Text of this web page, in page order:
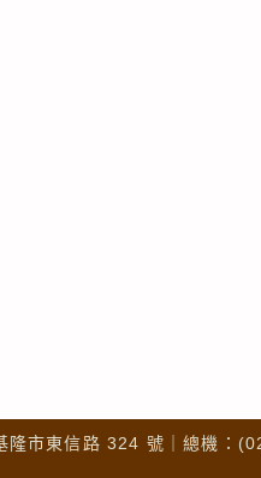
市東信路 324 號｜總機：